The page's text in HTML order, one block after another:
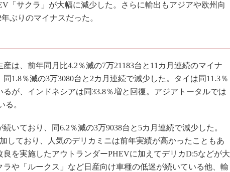
「サクラ」が大幅に減少した。さらに輸出もアジアや欧州向
ぶりのマイナスだった。
は、前年同月比4.2％減の7万21183台と11カ月連続のマイナ
1.8％減の3万3080台と2カ月連続で減少した。タイは同11.3％
が、インドネシアは同33.8％増と回復。アジアトータルでは
る。
いており、同6.2％減の3万9038台と5カ月連続で減少した。
しており、人気のデリカミニは前年実績が高かったこともあ
良を実施したアウトランダーPHEVに加えてデリカD:5などが大
ラや「ルークス」など日産向け車種の低迷が続いている他、輸